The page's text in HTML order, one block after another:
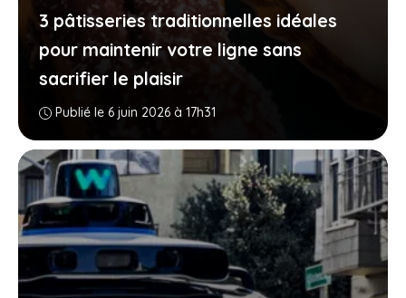
3 pâtisseries traditionnelles idéales
pour maintenir votre ligne sans
sacrifier le plaisir
Publié le 6 juin 2026 à 17h31